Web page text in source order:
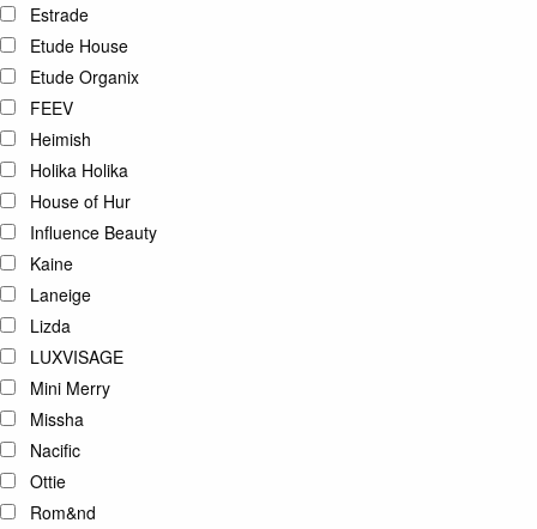
Estrade
Etude House
Etude Organix
FEEV
Heimish
Holika Holika
House of Hur
Influence Beauty
Kaine
Laneige
Lizda
LUXVISAGE
Mini Merry
Missha
Nacific
Ottie
Rom&nd